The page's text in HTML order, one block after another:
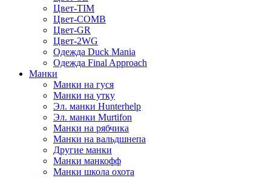
Цвет-TIM
Цвет-COMB
Цвет-GR
Цвет-2WG
Одежда Duck Mania
Одежда Final Approach
Манки
Манки на гуся
Манки на утку
Эл. манки Hunterhelp
Эл. манки Murtifon
Манки на рябчика
Манки на вальдшнепа
Другие манки
Манки манкофф
Манки школа охота